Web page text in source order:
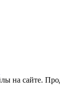
на сайте.